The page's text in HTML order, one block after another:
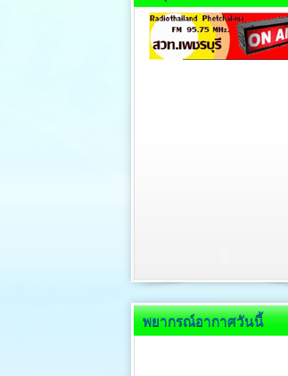
พยากรณ์อากาศวันนี้